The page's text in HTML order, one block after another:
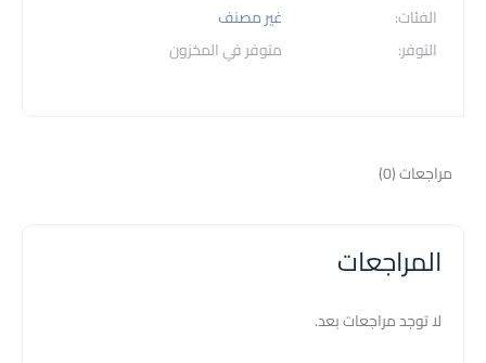
الفئات:
غير مصنف
التوفر:
متوفر في المخزون
مراجعات (0)
المراجعات
لا توجد مراجعات بعد.